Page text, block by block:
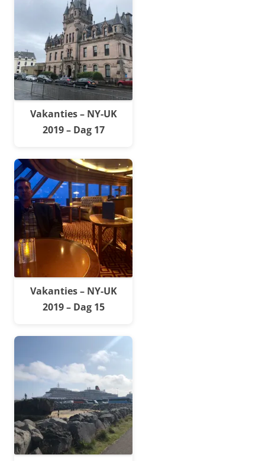
Vakanties – NY-UK
2019 – Dag 17
Vakanties – NY-UK
2019 – Dag 15